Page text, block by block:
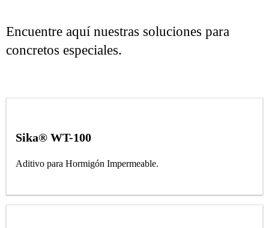
Encuentre aquí nuestras soluciones para
concretos especiales.
Sika® WT-100
Aditivo para Hormigón Impermeable.